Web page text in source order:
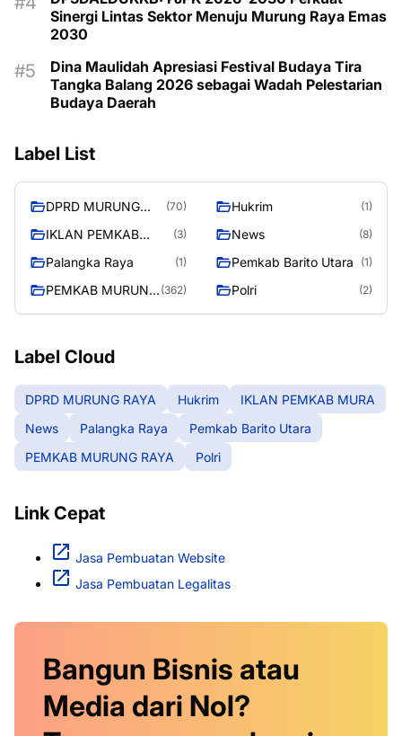
Sinergi Lintas Sektor Menuju Murung Raya Emas
2030
Dina Maulidah Apresiasi Festival Budaya Tira
Tangka Balang 2026 sebagai Wadah Pelestarian
Budaya Daerah
Label List
DPRD MURUNG
(70) Hukrim (1)
IKLAN PEMKAB
(3) News (8)
Palangka Raya (1) Pemkab Barito Utara (1)
PEMKAB MURUNG (362) Polri (2)
Label Cloud
DPRD MURUNG RAYA Hukrim
IKLAN PEMKAB MURA
News
Palangka Raya
Pemkab Barito Utara
PEMKAB MURUNG RAYA
Polri
Link Cepat
Jasa Pembuatan Website
Jasa Pembuatan Legalitas
Bangun Bisnis atau
Media dari Nol?